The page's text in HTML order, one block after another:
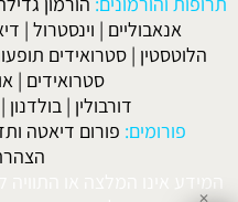
אנאבוליים | וינסטרול |
הלוטסטין | סטרואידים
סטרואידים |
דורבולין | בולדנון |
פורומים: פורום דיאטה
המידע אינו המלצה או התוויה
✕